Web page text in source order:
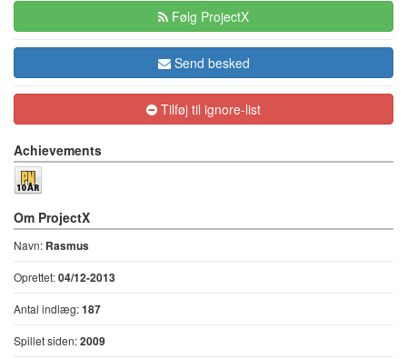
Følg ProjectX
Send besked
Tilføj til ignore-list
Achievements
Om ProjectX
Navn: Rasmus
Oprettet:04/12-2013
Antal indlæg:187
Spillet siden:2009